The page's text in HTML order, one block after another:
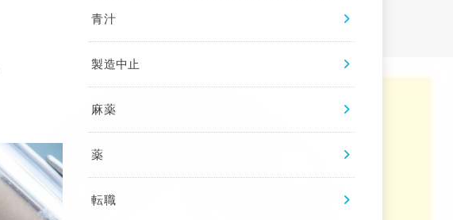
青汁
製造中止
麻薬
薬
転職